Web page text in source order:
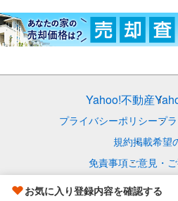
お気に入り登録内容を確認する
Yahoo!不動産
プライバシーポリシープ
規約掲載希望
免責事項ご意見・
© LY